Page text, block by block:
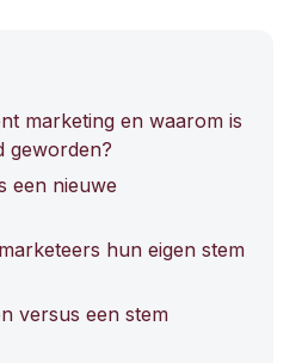
marketing en waarom is
geworden?
een nieuwe
hun eigen stem
versus een stem